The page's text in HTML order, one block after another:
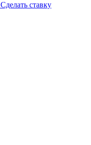
Сделать ставку